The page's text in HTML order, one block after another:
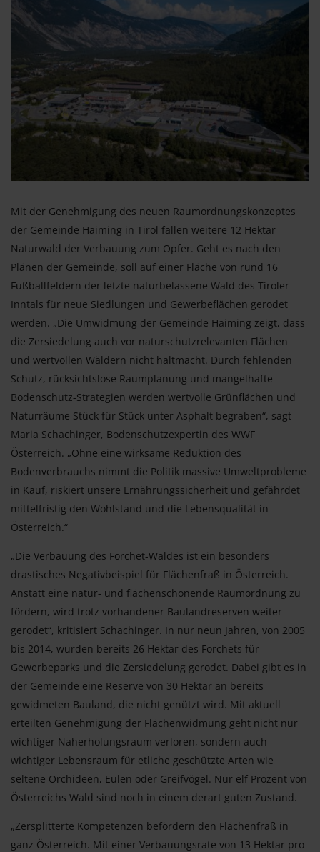
Mit der Genehmigung des neuen Raumordnungskonzeptes
der Gemeinde Haiming in Tirol fallen weitere 12 Hektar
Naturwald der Verbauung zum Opfer. Geht es nach den
Plänen der Gemeinde, soll auf einer Fläche von rund 16
Fußballfeldern der letzte naturbelassene Wald des Tiroler
Inntals für neue Siedlungen und Gewerbeflächen gerodet
werden. „Die Umwidmung der Gemeinde Haiming zeigt, dass
die Zersiedelung auch vor naturschutzrelevanten Flächen
und wertvollen Wäldern nicht haltmacht. Durch fehlenden
Schutz, rücksichtslose Raumplanung und mangelhafte
Bodenschutz-Strategien werden wertvolle Grünflächen und
Naturräume Stück für Stück unter Asphalt begraben“, sagt
Maria Schachinger, Bodenschutzexpertin des WWF
Österreich. „Ohne eine wirksame Reduktion des
Bodenverbrauchs nimmt die Politik massive Umweltprobleme
in Kauf, riskiert unsere Ernährungssicherheit und gefährdet
mittelfristig den Wohlstand und die Lebensqualität in
Österreich.“
„Die Verbauung des Forchet-Waldes ist ein besonders
drastisches Negativbeispiel für Flächenfraß in Österreich.
Anstatt eine natur- und flächenschonende Raumordnung zu
fördern, wird trotz vorhandener Baulandreserven weiter
gerodet“, kritisiert Schachinger. In nur neun Jahren, von 2005
bis 2014, wurden bereits 26 Hektar des Forchets für
Gewerbeparks und die Zersiedelung gerodet. Dabei gibt es in
der Gemeinde eine Reserve von 30 Hektar an bereits
gewidmeten Bauland, die nicht genützt wird. Mit aktuell
erteilten Genehmigung der Flächenwidmung geht nicht nur
wichtiger Naherholungsraum verloren, sondern auch
wichtiger Lebensraum für etliche geschützte Arten wie
seltene Orchideen, Eulen oder Greifvögel. Nur elf Prozent von
Österreichs Wald sind noch in einem derart guten Zustand.
„Zersplitterte Kompetenzen befördern den Flächenfraß in
ganz Österreich. Mit einer Verbauungsrate von 13 Hektar pro